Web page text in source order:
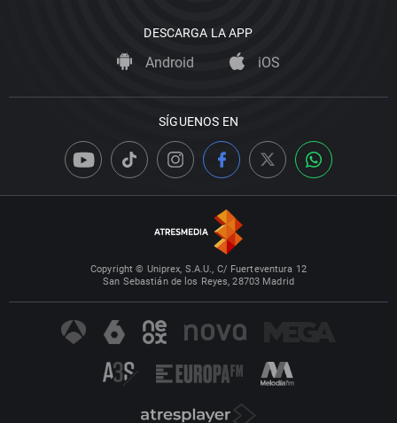
DESCARGA LA APP
Android iOS
SÍGUENOS EN
Copyright © Uniprex, S.A.U., C/ Fuerteventura 12
San Sebastián de los Reyes, 28703 Madrid